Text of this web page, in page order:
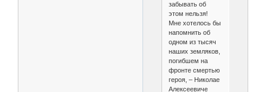
забывать об
этом нельзя!
Мне хотелось бы
напомнить об
одном из тысяч
наших земляков,
погибшем на
фронте смертью
героя, – Николае
Алексеевиче